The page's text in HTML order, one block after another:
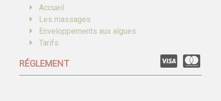
Accueil
Les massages
Enveloppements aux algues
Tarifs
RÉGLEMENT